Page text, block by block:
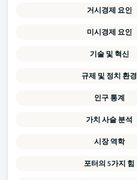
거시경제 요인
미시경제 요인
기술 및 혁신
규제 및 정치 환경
인구 통계
가치 사슬 분석
시장 역학
포터의 5가지 힘